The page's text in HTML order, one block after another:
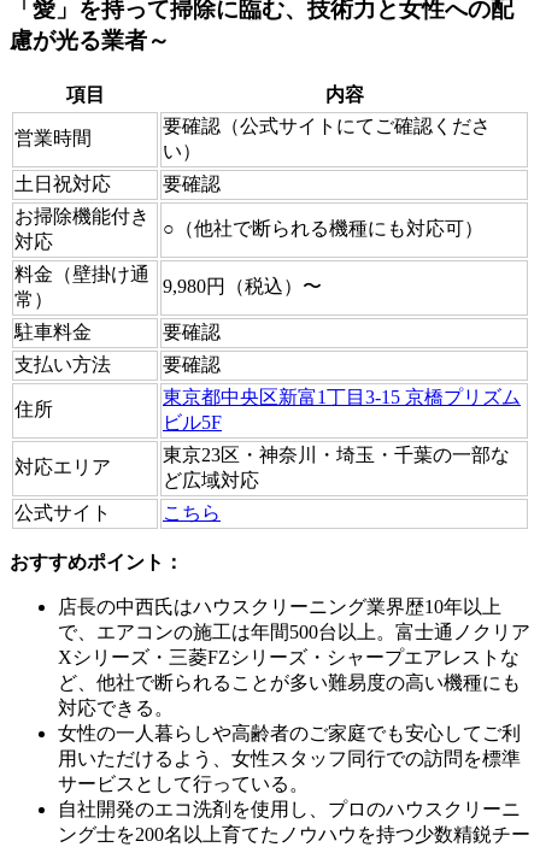
「愛」を持って掃除に臨む、技術力と女性への配
慮が光る業者～
項目 内容
営業時間
要確認（公式サイトにてご確認くださ
い）
土日祝対応
要確認
お掃除機能付き
対応
○（他社で断られる機種にも対応可）
料金（壁掛け通
常）
9,980円（税込）〜
駐車料金
要確認
支払い方法
要確認
住所
東京都中央区新富1丁目3-15 京橋プリズム
ビル5F
対応エリア
東京23区・神奈川・埼玉・千葉の一部な
ど広域対応
公式サイト
こちら
おすすめポイント：
店長の中西氏はハウスクリーニング業界歴10年以上
で、エアコンの施工は年間500台以上。富士通ノクリア
Xシリーズ・三菱FZシリーズ・シャープエアレストな
ど、他社で断られることが多い難易度の高い機種にも
対応できる。
女性の一人暮らしや高齢者のご家庭でも安心してご利
用いただけるよう、女性スタッフ同行での訪問を標準
サービスとして行っている。
自社開発のエコ洗剤を使用し、プロのハウスクリーニ
ング士を200名以上育てたノウハウを持つ少数精鋭チー